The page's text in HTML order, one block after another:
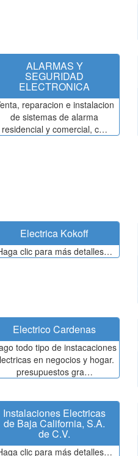
ALARMAS Y
SEGURIDAD
ELECTRONICA
reparacion e instalacion
de sistemas de alarma
residencial y comercial, c…
Electrica Kokoff
clic para más detalles…
Electrico Cardenas
todo tipo de instacaciones
en negocios y hogar.
presupuestos gra…
Instalaciones Electricas
de Baja California, S.A.
de C.V.
clic para más detalles…